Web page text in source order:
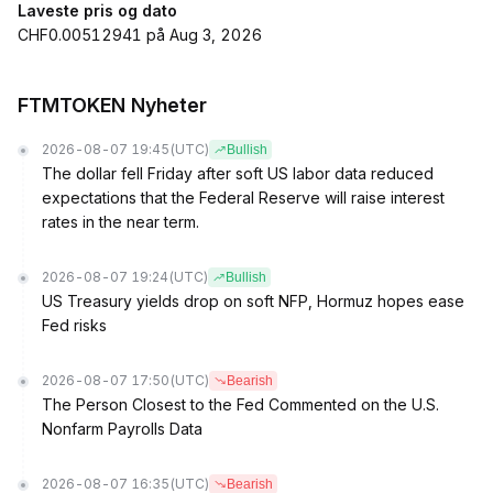
Laveste pris og dato
CHF0.00512941 på Aug 3, 2026
FTMTOKEN Nyheter
2026-08-07 19:45 (UTC) Bullish
The dollar fell Friday after soft US labor data reduced
expectations that the Federal Reserve will raise interest
rates in the near term.
2026-08-07 19:24 (UTC) Bullish
US Treasury yields drop on soft NFP, Hormuz hopes ease
Fed risks
2026-08-07 17:50 (UTC) Bearish
The Person Closest to the Fed Commented on the U.S.
Nonfarm Payrolls Data
2026-08-07 16:35 (UTC) Bearish